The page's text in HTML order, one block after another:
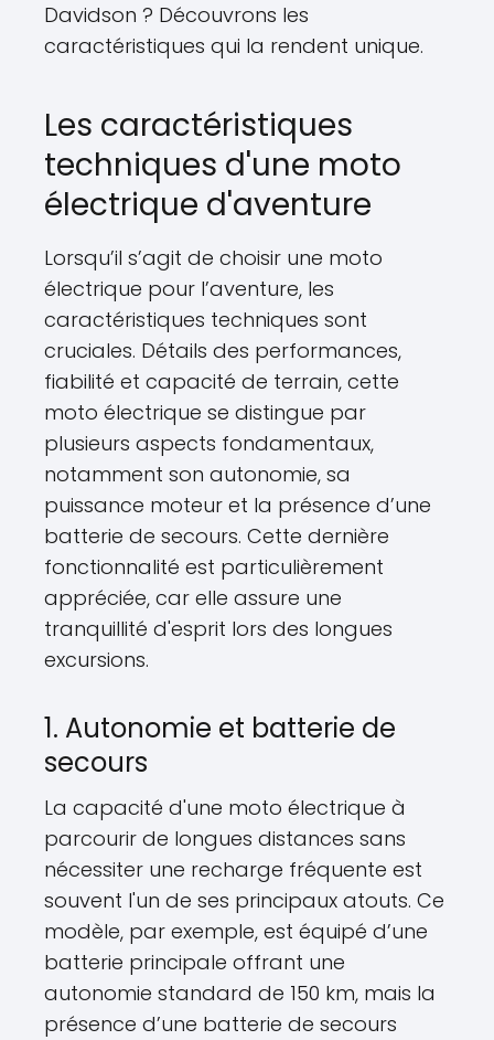
Davidson ? Découvrons les
caractéristiques qui la rendent unique.
Les caractéristiques
techniques d'une moto
électrique d'aventure
Lorsqu’il s’agit de choisir une moto
électrique pour l’aventure, les
caractéristiques techniques sont
cruciales. Détails des performances,
fiabilité et capacité de terrain, cette
moto électrique se distingue par
plusieurs aspects fondamentaux,
notamment son autonomie, sa
puissance moteur et la présence d’une
batterie de secours. Cette dernière
fonctionnalité est particulièrement
appréciée, car elle assure une
tranquillité d'esprit lors des longues
excursions.
1. Autonomie et batterie de
secours
La capacité d'une moto électrique à
parcourir de longues distances sans
nécessiter une recharge fréquente est
souvent l'un de ses principaux atouts. Ce
modèle, par exemple, est équipé d’une
batterie principale offrant une
autonomie standard de 150 km, mais la
présence d’une batterie de secours